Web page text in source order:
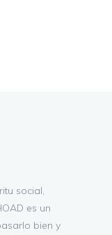
social,
es un
bien y